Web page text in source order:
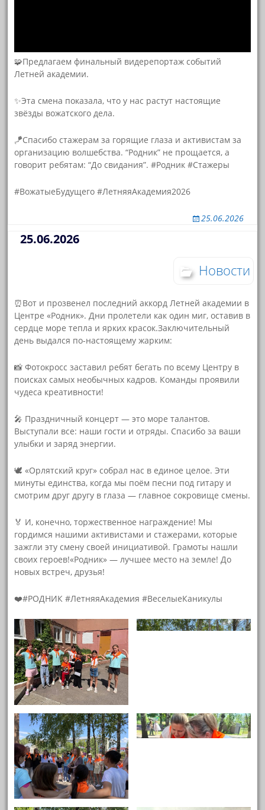
🧩Предлагаем финальный видерепортаж событий
Летней академии.
✨️Эта смена показала, что у нас растут настоящие
звёзды вожатского дела.
🪁Спасибо стажерам за горящие глаза и активистам за
организацию волшебства. “Родник” не прощается, а
говорит ребятам: “До свидания”. #Родник #Стажеры
#ВожатыеБудущего #ЛетняяАкадемия2026
25.06.2026
25.06.2026
Новости
⏰️Вот и прозвенел последний аккорд Летней академии в
Центре «Родник». Дни пролетели как один миг, оставив в
сердце море тепла и ярких красок.Заключительный
день выдался по-настоящему жарким:
📸 Фотокросс заставил ребят бегать по всему Центру в
поисках самых необычных кадров. Команды проявили
чудеса креативности!
🎤 Праздничный концерт — это море талантов.
Выступали все: наши гости и отряды. Спасибо за ваши
улыбки и заряд энергии.
🕊️ «Орлятский круг» собрал нас в единое целое. Эти
минуты единства, когда мы поём песни под гитару и
смотрим друг другу в глаза — главное сокровище смены.
🏅 И, конечно, торжественное награждение! Мы
гордимся нашими активистами и стажерами, которые
зажгли эту смену своей инициативой. Грамоты нашли
своих героев!«Родник» — лучшее место на земле! До
новых встреч, друзья!
❤️#РОДНИК #ЛетняяАкадемия #ВеселыеКаникулы